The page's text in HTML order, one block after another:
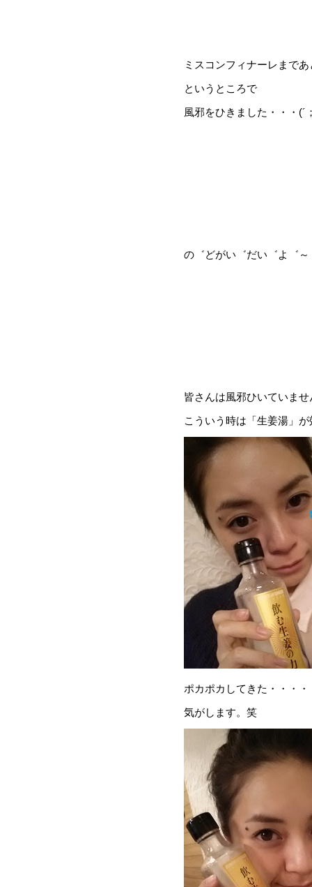
ミスコンフィナーレまであ
というところで
風邪をひきました・・・(´
の゛どがい゛だい゛よ゛～
皆さんは風邪ひいていま
こういう時は「生姜湯」
ポカポカしてきた・・・・
気がします。笑